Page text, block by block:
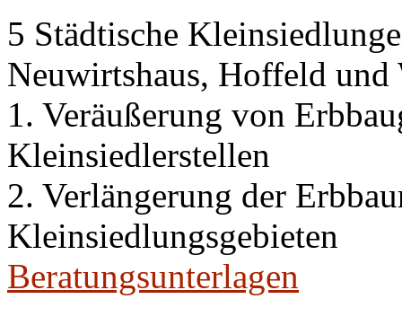
5 Städtische
Neuwirtshaus, Hoffeld und
1. Veräußerung von
Kleinsiedlerstellen
2. Verlängerung der
Kleinsiedlungsgebieten
Beratungsunterlagen